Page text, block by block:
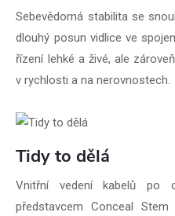
Sebevědomá stabilita se
dlouhý posun vidlice ve
řízení lehké a živé, ale
v rychlosti a na nerovnostech.
Tidy to dělá
Vnitřní vedení kabelů po
představcem Conceal Stem